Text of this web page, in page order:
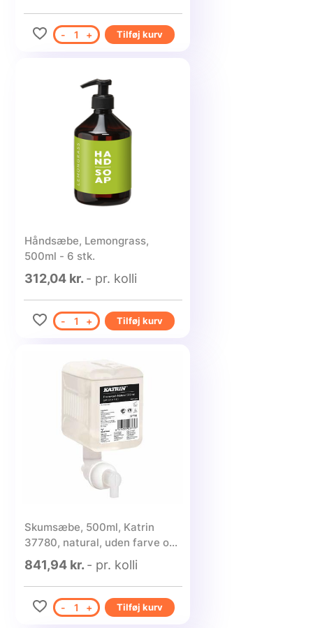
- 1 + Tilføj kurv
Håndsæbe, Lemongrass,
500ml - 6 stk.
312,04 kr. - pr. kolli
- 1 + Tilføj kurv
Skumsæbe, 500ml, Katrin
37780, natural, uden farve og
parfume - 12 stk.
841,94 kr. - pr. kolli
- 1 + Tilføj kurv